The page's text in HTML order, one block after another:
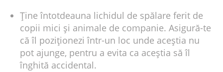
Ține întotdeauna lichidul de spălare ferit de
copii mici și animale de companie. Asigură-te
că îl poziționezi într-un loc unde aceștia nu
pot ajunge, pentru a evita ca aceștia să îl
înghită accidental.